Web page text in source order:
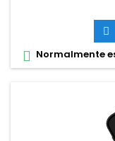
escolares. Interior
proteção.

 Normalmente